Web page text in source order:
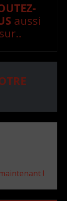
aussi
sur..
!